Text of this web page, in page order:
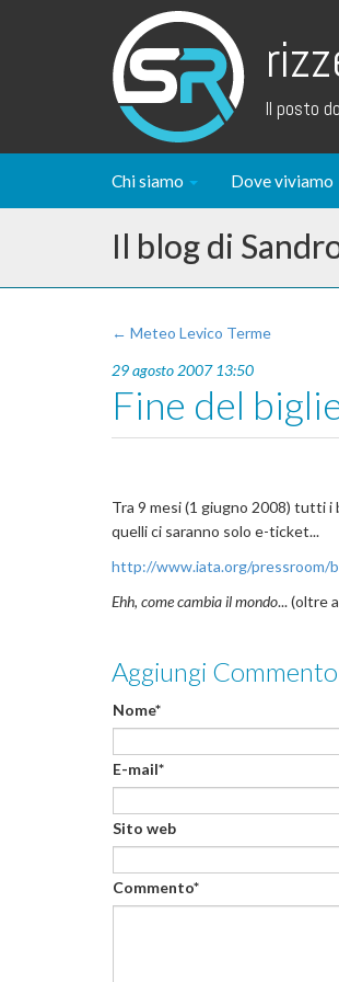
Il posto
Chi siamo Dove viviamo
Il blog di
← Meteo Levico Terme
29 agosto 2007 13:50
Fine del
Tra 9 mesi (1 giugno 2008) tutti
quelli ci saranno solo e-ticket...
http://www.iata.org/pressroom/
Ehh, come cambia il mondo... (oltre
Aggiungi Commento
Nome*
E-mail*
Sito web
Commento*